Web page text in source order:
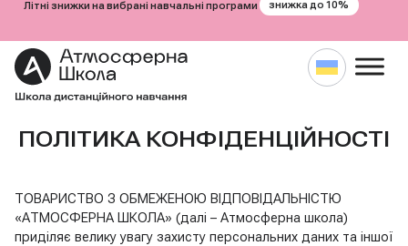
до
Літні знижки на вибрані навчальні програми знижка до 10%
ПОЛІТИКА КОНФІДЕНЦІЙНОСТІ
ТОВАРИСТВО З ОБМЕЖЕНОЮ ВІДПОВІДАЛЬНІСТЮ
«АТМОСФЕРНА ШКОЛА» (далі – Атмосферна школа)
приділяє велику увагу захисту персональних даних та іншої